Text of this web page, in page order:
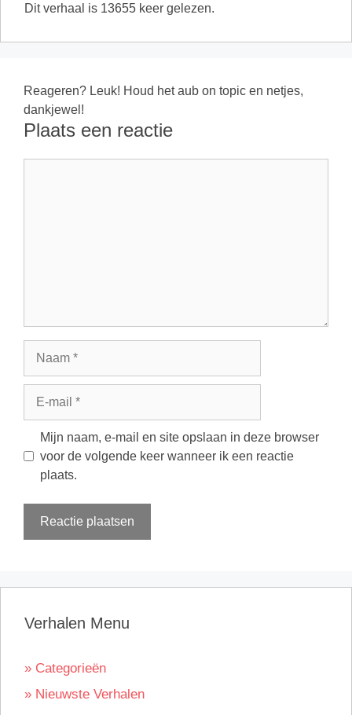
Dit verhaal is 13655 keer gelezen.
Reageren? Leuk! Houd het aub on topic en netjes,
dankjewel!
Plaats een reactie
Mijn naam, e-mail en site opslaan in deze browser
voor de volgende keer wanneer ik een reactie
plaats.
Verhalen Menu
» Categorieën
» Nieuwste Verhalen